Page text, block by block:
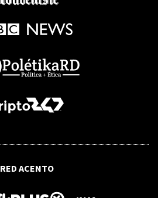
RED ACENTO